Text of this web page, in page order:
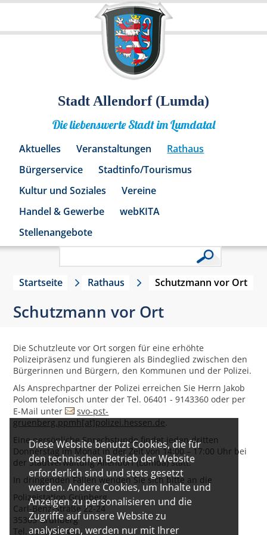
Diese Website benutzt Cookies, die für
den technischen Betrieb der Website
erforderlich sind und stets gesetzt
werden. Andere Cookies, um Inhalte und
Anzeigen zu personalisieren und die
Zugriffe auf unsere Website zu
analysieren, werden nur mit Ihrer
Stadt Allendorf (Lumda)
Die liebenswerte Stadt im Lumdatal
Aktuelles Veranstaltungen
Rathaus
Bürgerservice
Stadtinfo/Tourismus
Kultur und Soziales
Vereine
Handel & Gewerbe
webKITA
Stellenangebote
Startseite Rathaus Schutzmann vor Ort
Schutzmann vor Ort
Die Schutzleute vor Ort sorgen für eine erhöhte
Polizeipräsenz und fungieren als Bindeglied zwischen den
Bürgerinnen und Bürgern, den Kommunen und der Polizei.
Als Ansprechpartner der Polizei erreichen Sie Herrn Jakob
Polom telefonisch unter der Tel. 06401 - 9143360 oder per
E-Mail unter
svo-pst-
gruenberg.ppmh[at]polizei.hessen.de.
Eine persönliche Sprechstunde findet jeden dritten
Donnerstag im Monat in der Zeit von 14:00 – 17:00 Uhr bei
der Stadtverwaltung Allendorf (Lumda) statt.
In dringenden Fällen wenden Sie sich bitte an die
Polizeistation Grünberg
Carl-Benz-Straße 22-24
35305 Grünberg
Tel. 06401 91430